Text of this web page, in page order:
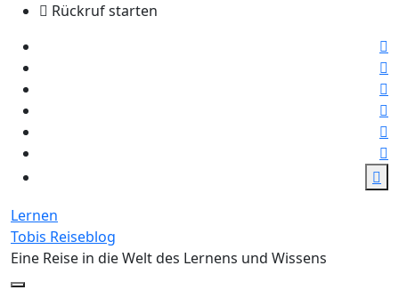
Skip
content
Rückruf starten
Lernen
Tobis Reiseblog
Eine Reise in die Welt des Lernens und Wissens